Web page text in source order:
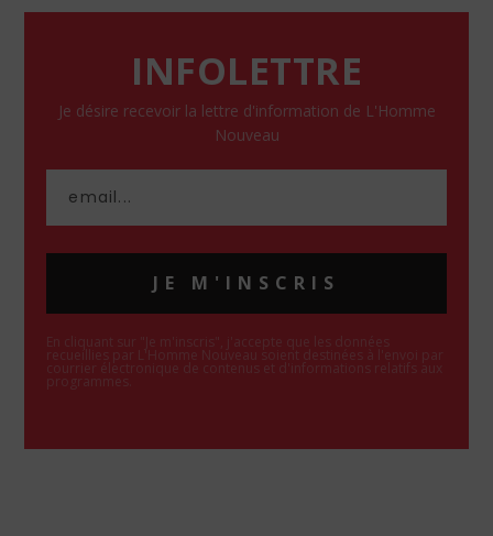
INFOLETTRE
Je désire recevoir la lettre d'information de L'Homme
Nouveau
JE M'INSCRIS
En cliquant sur "Je m'inscris", j'accepte que les données
recueillies par L'Homme Nouveau soient destinées à l'envoi par
courrier électronique de contenus et d'informations relatifs aux
programmes.